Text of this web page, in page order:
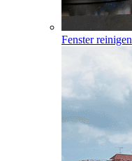
Fenster reinigen